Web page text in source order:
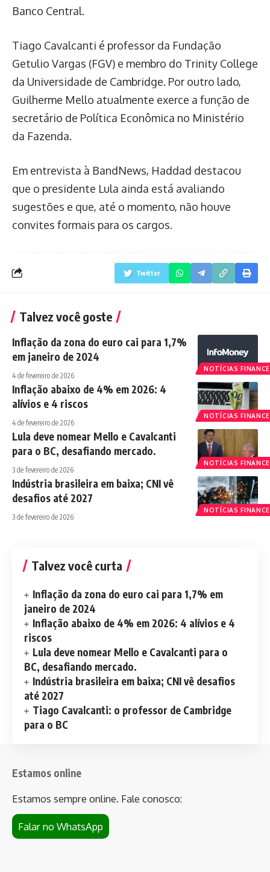
Banco Central.
Tiago Cavalcanti é professor da Fundação
Getulio Vargas (FGV) e membro do Trinity College
da Universidade de Cambridge. Por outro lado,
Guilherme Mello atualmente exerce a função de
secretário de Política Econômica no Ministério
da Fazenda.
Em entrevista à BandNews, Haddad destacou
que o presidente Lula ainda está avaliando
sugestões e que, até o momento, não houve
convites formais para os cargos.
Twitter
Talvez você goste
NOTÍCIAS
Inflação da zona do euro cai para 1,7%
em janeiro de 2024
4 de fevereiro de 2026
NOTÍCIAS
Inflação abaixo de 4% em 2026: 4
alívios e 4 riscos
4 de fevereiro de 2026
NOTÍCIAS
Lula deve nomear Mello e Cavalcanti
para o BC, desafiando mercado.
3 de fevereiro de 2026
NOTÍCIAS
Indústria brasileira em baixa; CNI vê
desafios até 2027
3 de fevereiro de 2026
Talvez você curta
Inflação da zona do euro cai para 1,7% em
janeiro de 2024
Inflação abaixo de 4% em 2026: 4 alívios e 4
riscos
Lula deve nomear Mello e Cavalcanti para o
BC, desafiando mercado.
Indústria brasileira em baixa; CNI vê desafios
até 2027
Tiago Cavalcanti: o professor de Cambridge
para o BC
Estamos online
Estamos sempre online. Fale conosco:
Falar no WhatsApp